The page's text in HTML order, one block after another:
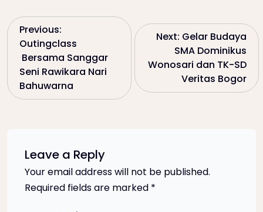
P
s
Previous:
Outingclass
Bersama Sanggar
Seni Rawikara Nari
Bahuwarna
Next: Gelar Budaya
SMA Dominikus
Wonosari dan TK-SD
Veritas Bogor
Leave a Reply
Your email address will not be published.
Required fields are marked *